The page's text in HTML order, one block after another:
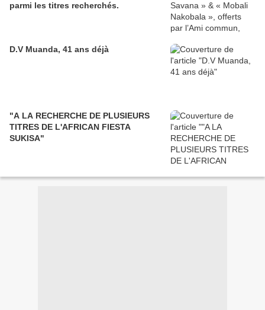
parmi les titres recherchés.
D.V Muanda, 41 ans déjà
"A LA RECHERCHE DE PLUSIEURS
TITRES DE L'AFRICAN FIESTA
SUKISA"